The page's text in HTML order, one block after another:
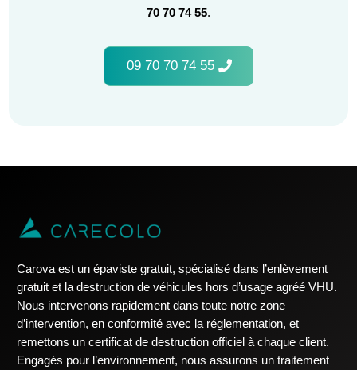
70 70 74 55.
09 70 70 74 55
Carova est un épaviste gratuit, spécialisé dans l’enlèvement
gratuit et la destruction de véhicules hors d’usage agréé VHU.
Nous intervenons rapidement dans toute notre zone
d’intervention, en conformité avec la réglementation, et
remettons un certificat de destruction officiel à chaque client.
Engagés pour l’environnement, nous assurons un traitement